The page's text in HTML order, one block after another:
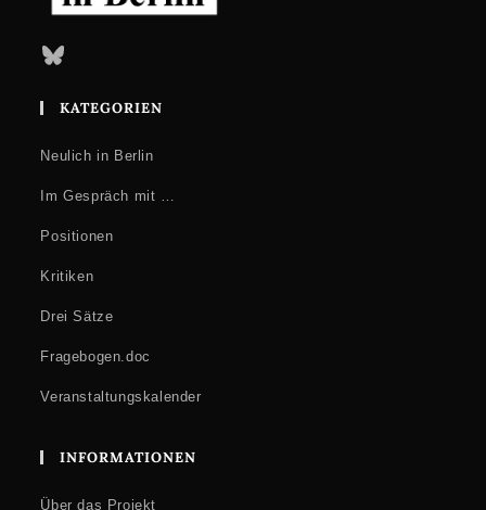
Bluesky
KATEGORIEN
Neulich in Berlin
Im Gespräch mit …
Positionen
Kritiken
Drei Sätze
Fragebogen.doc
Veranstaltungskalender
INFORMATIONEN
Über das Projekt